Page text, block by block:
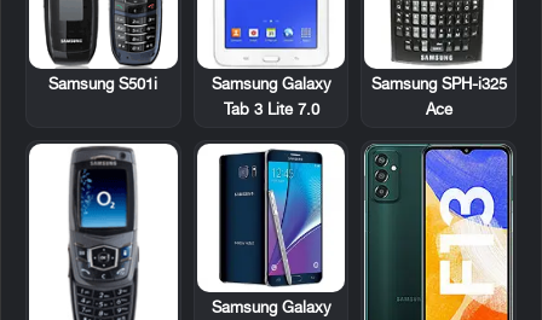
Samsung SPH-i325
Ace
Samsung Galaxy
Tab 3 Lite 7.0
Samsung S501i
Samsung Galaxy